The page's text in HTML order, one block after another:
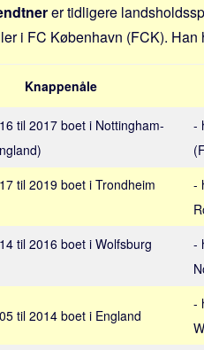
er tidligere
i FC København (FCK).
Knappenåle
til 2017 boet i Nottingham-
-
til 2019 boet i Trondheim
-
til 2016 boet i Wolfsburg
-
til 2014 boet i England
-